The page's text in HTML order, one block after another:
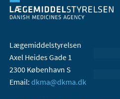
Lægemiddelstyrelsen
Axel Heides Gade 1
2300 København S
Email: dkma@dkma.dk